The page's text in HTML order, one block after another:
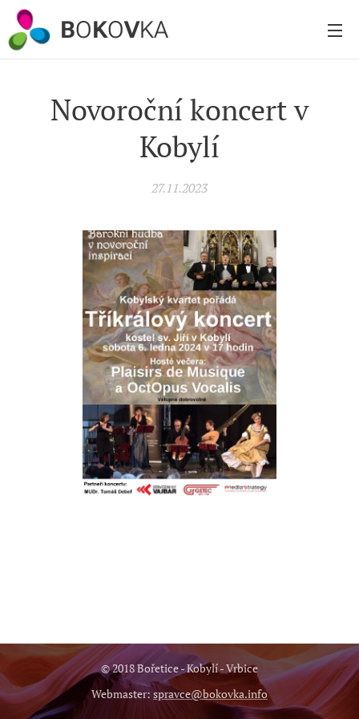
BOKOVKA
Novoroční koncert v
Kobylí
27.11.2023
© 2018 Bořetice - Kobylí - Vrbice
Webmaster: spravce@bokovka.info